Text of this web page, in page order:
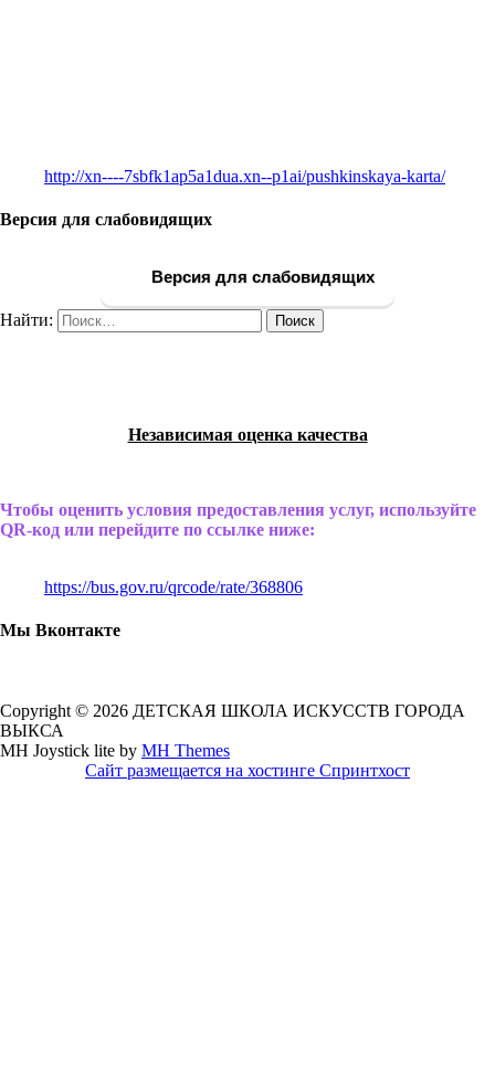
http://xn----7sbfk1ap5a1dua.xn--p1ai/pushkinskaya-karta/
Версия для слабовидящих
Версия для слабовидящих
Найти:
Независимая оценка качества
Чтобы оценить условия предоставления услуг, используйте
QR-код или перейдите по ссылке ниже:
https://bus.gov.ru/qrcode/rate/368806
Мы Вконтакте
Copyright © 2026 ДЕТСКАЯ ШКОЛА ИСКУССТВ ГОРОДА
ВЫКСА
MH Joystick lite by MH Themes
Сайт размещается на хостинге Спринтхост